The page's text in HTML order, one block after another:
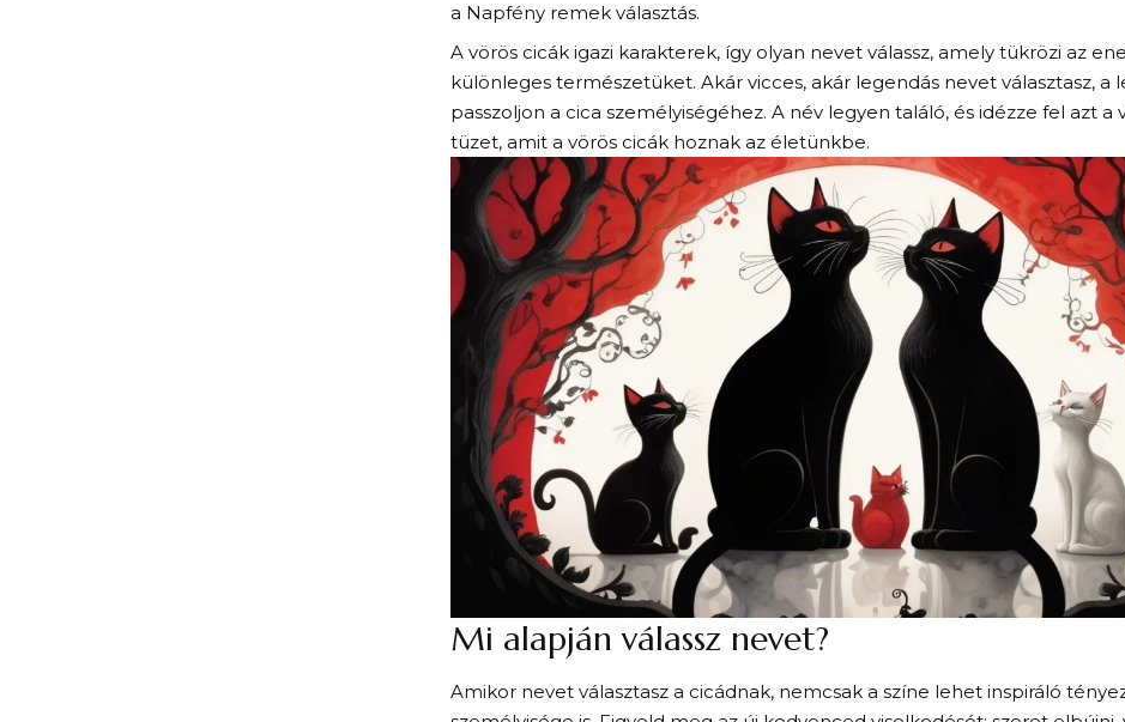
a Napfény remek választás.
A vörös cicák igazi karakterek, így olyan nevet válassz, amely tükrözi az
különleges természetüket. Akár vicces, akár legendás nevet választasz, a
passzoljon a cica személyiségéhez. A név legyen találó, és idézze fel azt a
tüzet, amit a vörös cicák hoznak az életünkbe.
Mi alapján válassz nevet?
Amikor nevet választasz a cicádnak, nemcsak a színe lehet inspiráló